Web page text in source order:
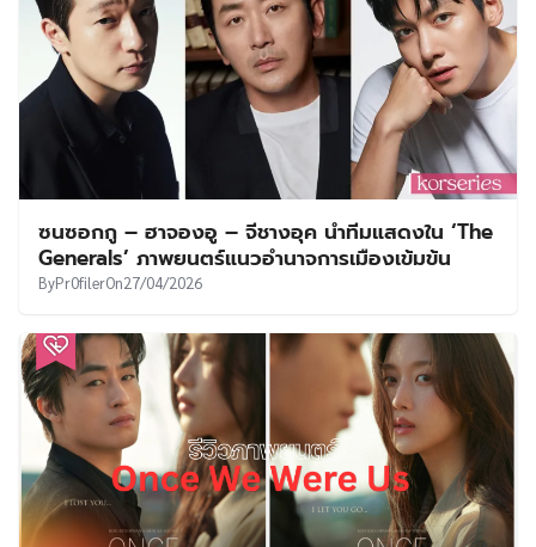
ซนซอกกู – ฮาจองอู – จีชางอุค นำทีมแสดงใน ‘The
Generals’ ภาพยนตร์แนวอำนาจการเมืองเข้มข้น
ByPr0filerOn27/04/2026